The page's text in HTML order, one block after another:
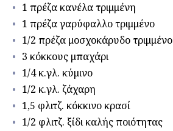
1 πρέζα κανέλα τριμμένη
1 πρέζα γαρύφαλλο τριμμένο
1/2 πρέζα μοσχοκάρυδο τριμμένο
3 κόκκους μπαχάρι
1/4 κ.γλ. κύμινο
1/2 κ.γλ. ζάχαρη
1,5 φλιτζ. κόκκινο κρασί
1/2 φλιτζ. ξίδι καλής ποιότητας